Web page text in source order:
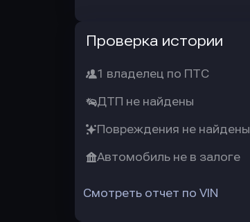
Проверка истории
1 владелец по ПТС
ДТП не найдены
Повреждения не найдены
Автомобиль не в залоге
Смотреть отчет по VIN